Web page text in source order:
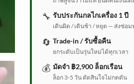
🔧 รับประกันกลไกเครื่อง 1 ปี
เดินผิด / เดินช้า / หยุด — ส่งซ่อม
🔄 Trade-in / รับซื้อคืน
ยกระดับเป็นรุ่นใหม่ได้ทุกเวลา
💰 มัดจำ ฿2,900 ล็อกเรือน
ล็อก 3-5 วัน ตัดสินใจไม่กดดัน